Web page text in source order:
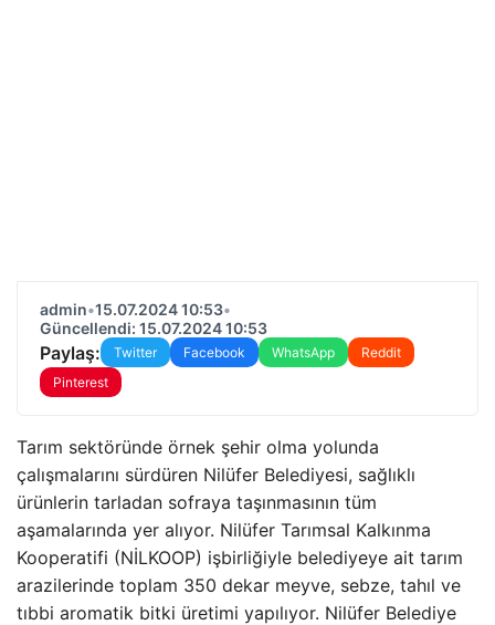
admin•15.07.2024 10:53•
Güncellendi: 15.07.2024 10:53
Paylaş: Twitter Facebook WhatsApp
Reddit
Pinterest
Tarım sektöründe örnek şehir olma yolunda
çalışmalarını sürdüren Nilüfer Belediyesi, sağlıklı
ürünlerin tarladan sofraya taşınmasının tüm
aşamalarında yer alıyor. Nilüfer Tarımsal Kalkınma
Kooperatifi (NİLKOOP) işbirliğiyle belediyeye ait tarım
arazilerinde toplam 350 dekar meyve, sebze, tahıl ve
tıbbi aromatik bitki üretimi yapılıyor. Nilüfer Belediye